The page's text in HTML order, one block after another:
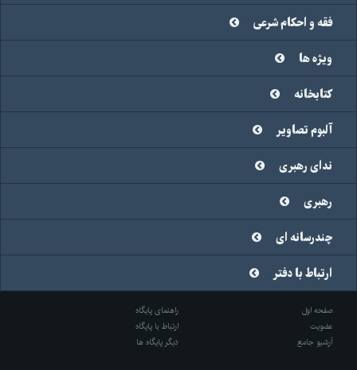
فقه و احکام شرعی
ویژه ها
کتابخانه
آلبوم تصاویر
ندای رهبری
رهبری
چندرسانه ای
ارتباط با دفتر
صفحه اول
راهنمای پایگاه
عضویت
ارتباط با پایگاه
آرشیو جامع
دیگر پایگاه ها